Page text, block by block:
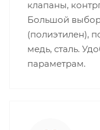
клапаны,
Большой
(полиэтилен),
медь, сталь.
параметрам.